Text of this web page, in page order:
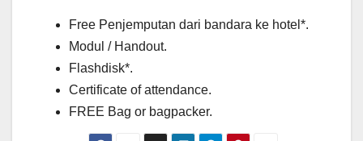
Free Penjemputan dari bandara ke hotel*.
Modul / Handout.
Flashdisk*.
Certificate of attendance.
FREE Bag or bagpacker.